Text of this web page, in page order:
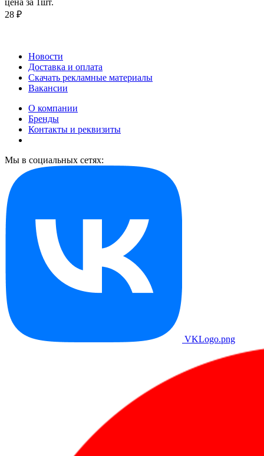
цена за 1шт.
28 ₽
Новости
Доставка и оплата
Скачать рекламные материалы
Вакансии
О компании
Бренды
Контакты и реквизиты
Мы в социальных сетях:
VKLogo.png